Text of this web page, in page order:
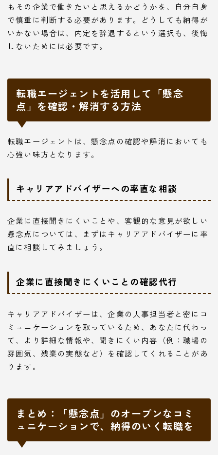
もその企業で働きたいと思えるかどうかを、自分自身
で慎重に判断する必要があります。どうしても納得が
いかない場合は、内定を辞退するという選択も、後悔
しないためには必要です。
転職エージェントを活用して「懸念
点」を確認・解消する方法
転職エージェントは、懸念点の確認や解消においても
心強い味方となります。
キャリアアドバイザーへの率直な相談
企業に直接聞きにくいことや、客観的な意見が欲しい
懸念点については、まずはキャリアアドバイザーに率
直に相談してみましょう。
企業に直接聞きにくいことの確認代行
キャリアアドバイザーは、企業の人事担当者と密にコ
ミュニケーションを取っているため、あなたに代わっ
て、より詳細な情報や、聞きにくい内容（例：職場の
雰囲気、残業の実態など）を確認してくれることがあ
ります。
まとめ：「懸念点」のオープンなコミ
ュニケーションで、納得のいく転職を